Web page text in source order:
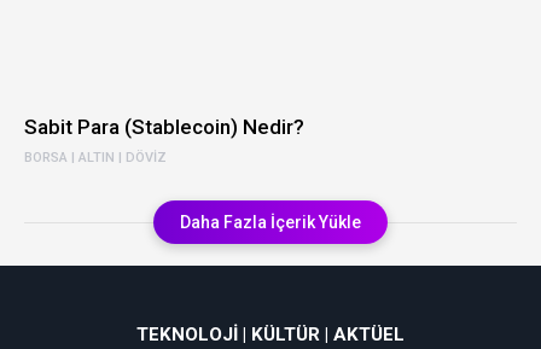
BORSA | ALTIN | DÖVIZ
Sabit Para (Stablecoin) Nedir?
Daha Fazla İçerik Yükle
TEKNOLOJI | KÜLTÜR | AKTÜEL